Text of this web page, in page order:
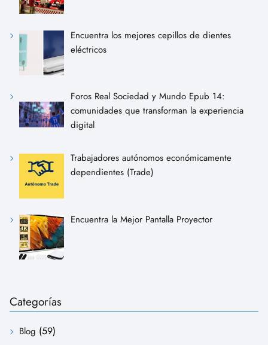
Encuentra los mejores cepillos de dientes
eléctricos
Foros Real Sociedad y Mundo Epub 14:
comunidades que transforman la experiencia
digital
Trabajadores autónomos económicamente
dependientes (Trade)
Encuentra la Mejor Pantalla Proyector
Categorías
Blog (59)